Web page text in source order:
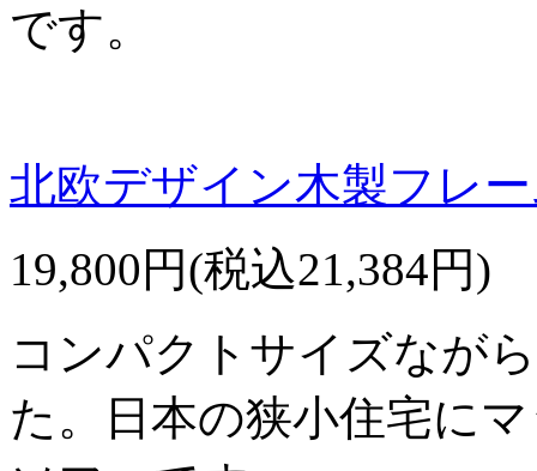
です。
北欧デザイン木製フレ
19,800円(税込21,384円)
コンパクトサイズなが
た。日本の狭小住宅に